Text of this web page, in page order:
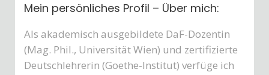
Mein persönliches Profil – Über mich:
Als akademisch ausgebildete DaF-Dozentin
(Mag. Phil., Universität Wien) und zertifizierte
Deutschlehrerin (Goethe-Institut) verfüge ich